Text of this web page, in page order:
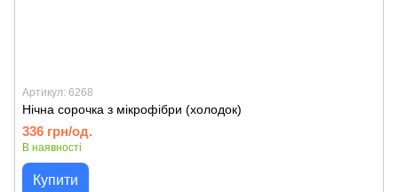
Артикул: 6268
Нічна сорочка з мікрофібри (холодок)
336 грн/од.
В наявності
Купити